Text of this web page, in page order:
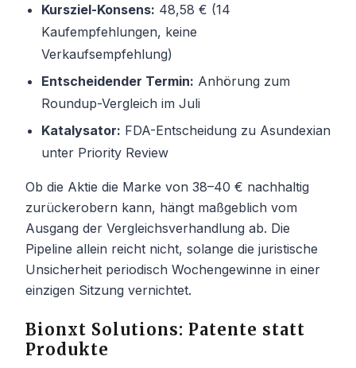
Kursziel-Konsens: 48,58 € (14
Kaufempfehlungen, keine
Verkaufsempfehlung)
Entscheidender Termin: Anhörung zum
Roundup-Vergleich im Juli
Katalysator: FDA-Entscheidung zu Asundexian
unter Priority Review
Ob die Aktie die Marke von 38–40 € nachhaltig
zurückerobern kann, hängt maßgeblich vom
Ausgang der Vergleichsverhandlung ab. Die
Pipeline allein reicht nicht, solange die juristische
Unsicherheit periodisch Wochengewinne in einer
einzigen Sitzung vernichtet.
Bionxt Solutions: Patente statt
Produkte